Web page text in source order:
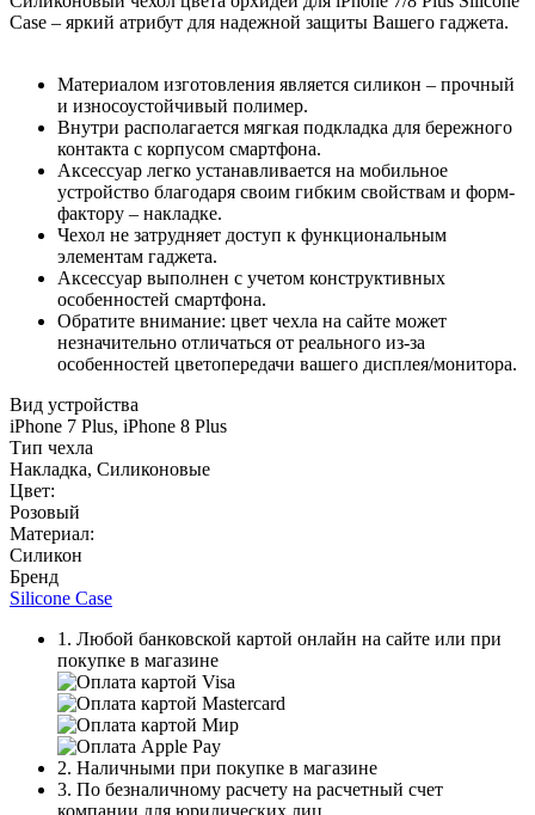
Case – яркий атрибут для надежной защиты Вашего гаджета.
Материалом изготовления является силикон – прочный
и износоустойчивый полимер.
Внутри располагается мягкая подкладка для бережного
контакта с корпусом смартфона.
Аксессуар легко устанавливается на мобильное
устройство благодаря своим гибким свойствам и форм-
фактору – накладке.
Чехол не затрудняет доступ к функциональным
элементам гаджета.
Аксессуар выполнен с учетом конструктивных
особенностей смартфона.
Обратите внимание: цвет чехла на сайте может
незначительно отличаться от реального из-за
особенностей цветопередачи вашего дисплея/монитора.
Вид устройства
iPhone 7 Plus, iPhone 8 Plus
Тип чехла
Накладка, Силиконовые
Цвет:
Розовый
Материал:
Силикон
Бренд
Silicone Case
1. Любой банковской картой онлайн на сайте или при
покупке в магазине
2. Наличными при покупке в магазине
3. По безналичному расчету на расчетный счет
компании для юридических лиц